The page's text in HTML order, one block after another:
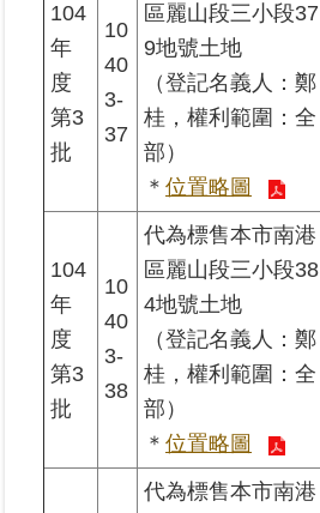
104
年
度
第3
批
10
40
3-
37
區麗山段三小段37
9地號土地
（登記名義人：鄭
桂，權利範圍：全
部）
＊ 位置略圖
104
年
度
第3
批
10
40
3-
38
代為標售本市南港
區麗山段三小段38
4地號土地
（登記名義人：鄭
桂，權利範圍：全
部）
＊ 位置略圖
代為標售本市南港